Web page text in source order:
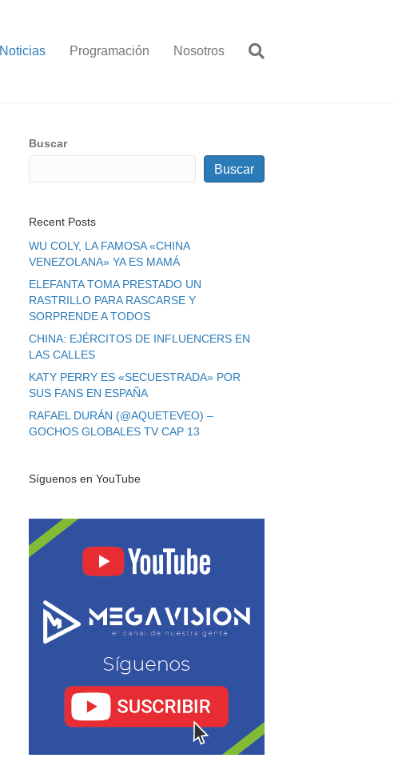
Noticias Programación Nosotros
Buscar
Buscar
Recent Posts
WU COLY, LA FAMOSA «CHINA
VENEZOLANA» YA ES MAMÁ
ELEFANTA TOMA PRESTADO UN
RASTRILLO PARA RASCARSE Y
SORPRENDE A TODOS
CHINA: EJÉRCITOS DE INFLUENCERS EN
LAS CALLES
KATY PERRY ES «SECUESTRADA» POR
SUS FANS EN ESPAÑA
RAFAEL DURÁN (@AQUETEVEO) –
GOCHOS GLOBALES TV CAP 13
Síguenos en YouTube